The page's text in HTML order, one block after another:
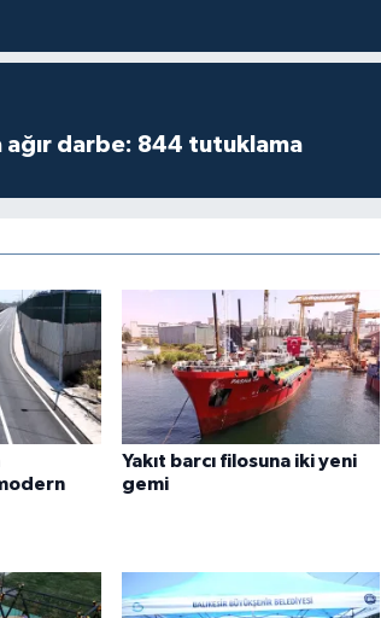
ağır darbe: 844 tutuklama
Yakıt barcı filosuna iki yeni
gemi